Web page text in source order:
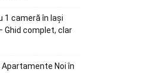
1 cameră în Iași
Ghid complet, clar
Noi în